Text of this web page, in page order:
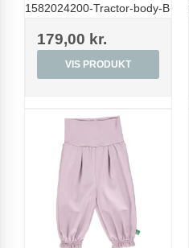
1582024200-Tractor-body-B
179,00 kr.
VIS PRODUKT